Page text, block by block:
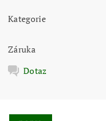
Kategorie
Záruka
Dotaz